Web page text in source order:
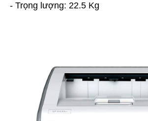
- Trọng lượng: 22.5 Kg